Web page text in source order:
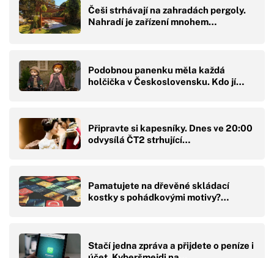
Češi strhávají na zahradách pergoly.
Nahradí je zařízení mnohem…
Podobnou panenku měla každá
holčička v Československu. Kdo jí…
Připravte si kapesníky. Dnes ve 20:00
odvysílá ČT2 strhující…
Pamatujete na dřevěné skládací
kostky s pohádkovými motivy?…
Stačí jedna zpráva a přijdete o peníze i